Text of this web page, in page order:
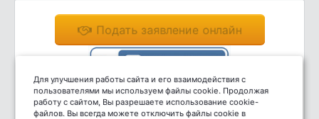
Подать заявление онлайн
Для улучшения работы сайта и его взаимодействия с
пользователями мы используем файлы cookie. Продолжая
работу с сайтом, Вы разрешаете использование cookie-
файлов. Вы всегда можете отключить файлы cookie в